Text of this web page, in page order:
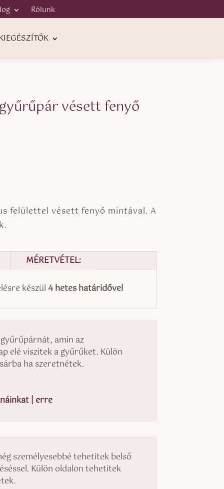
Rólunk
vésett fenyő
Ft
felülettel vésett fenyő mintával. A
MÉRETVÉTEL:
készül4 hetes határidővel
amin az
elé viszitek a gyűrűket. Külön
ha szeretnétek.
| erre
személyesebbé tehetitek belső
Külön oldalon tehetitek